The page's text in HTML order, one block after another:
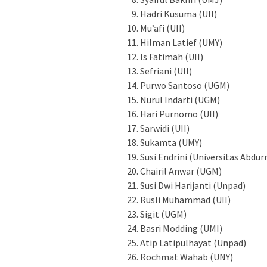
Hadri Kusuma (UII)
Mu’afi (UII)
Hilman Latief (UMY)
Is Fatimah (UII)
Sefriani (UII)
Purwo Santoso (UGM)
Nurul Indarti (UGM)
Hari Purnomo (UII)
Sarwidi (UII)
Sukamta (UMY)
Susi Endrini (Universitas
Chairil Anwar (UGM)
Susi Dwi Harijanti (Unpad)
Rusli Muhammad (UII)
Sigit (UGM)
Basri Modding (UMI)
Atip Latipulhayat (Unpad)
Rochmat Wahab (UNY)